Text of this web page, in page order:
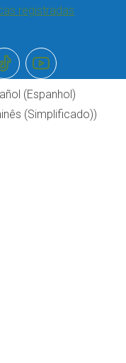
registradas
(Espanhol)
(Simplificado))